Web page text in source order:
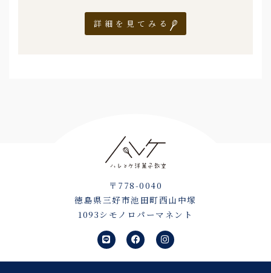
詳細を見てみる
〒778-0040
徳島県三好市池田町西山中塚
1093シモノロパーマネント
L
i
n
e
F
a
c
e
I
n
s
t